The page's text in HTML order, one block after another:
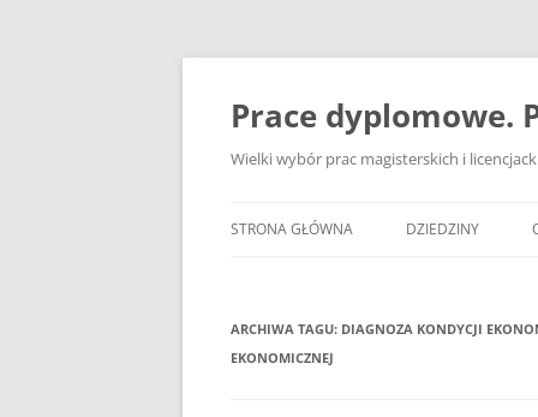
Przejdź
Prace dyplomowe.
Wielki wybór prac magisterskich i
STRONA GŁÓWNA DZIEDZINY
BANKOWOŚĆ
ARCHIWA TAGU: DIAGNOZA KONDYCJI
EKONOMICZNEJ